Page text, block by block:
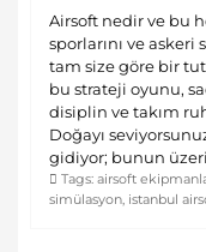
Airsoft nedir ve bu
sporlarını ve askeri
tam size göre bir
bu strateji oyunu,
disiplin ve takım
Doğayı
gidiyor; bunun
Tags: airsoft
simülasyon, istanbul